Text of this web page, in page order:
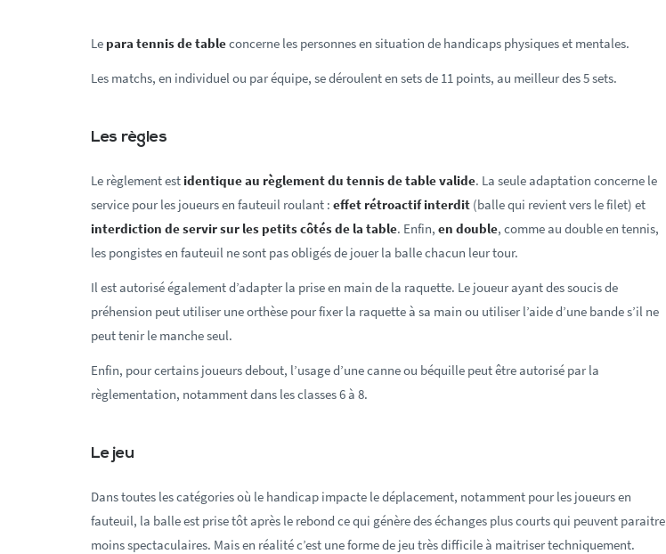
Le para tennis de tableconcerne les personnes en situation de handicaps physiques et mentales.
Les matchs, en individuel ou par équipe, se déroulent en sets de 11 points, au meilleur des 5 sets.
Les règles
Le règlement estidentique au règlement du tennis de table valide. La seule adaptation concerne le
service pour les joueurs en fauteuil roulant : effet rétroactif interdit (balle qui revient vers le filet) et
interdiction de servir sur les petits côtés de la table. Enfin, en double, comme au double en tennis,
les pongistes en fauteuil ne sont pas obligés de jouer la balle chacun leur tour.
Il est autorisé également d’adapter la prise en main de la raquette. Le joueur ayant des soucis de
préhension peut utiliser une orthèse pour fixer la raquette à sa main ou utiliser l’aide d’une bande s’il ne
peut tenir le manche seul.
Enfin, pour certains joueurs debout, l’usage d’une canne ou béquille peut être autorisé par la
règlementation, notamment dans les classes 6 à 8.
Le jeu
Dans toutes les catégories où le handicap impacte le déplacement, notamment pour les joueurs en
fauteuil, la balle est prise tôt après le rebond ce qui génère des échanges plus courts qui peuvent paraitre
moins spectaculaires. Mais en réalité c’est une forme de jeu très difficile à maitriser techniquement.